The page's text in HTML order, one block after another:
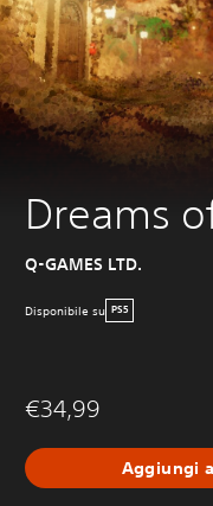
Dreams
Q-GAMES LTD.
Disponibile su PS5
€34,99
Aggiungi